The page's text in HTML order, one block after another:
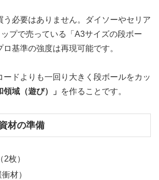
う必要はありません。ダイソーやセリア
プで売っている「A3サイズの段ボー
基準の強度は再現可能です。
ードよりも一回り大きく段ボールをカッ
領域（遊び）」 を作ることです。
材の準備
枚）
材）